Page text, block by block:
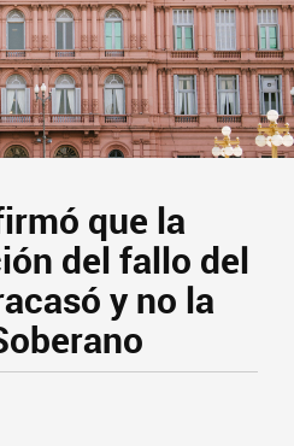
que la
del fallo del
y no la